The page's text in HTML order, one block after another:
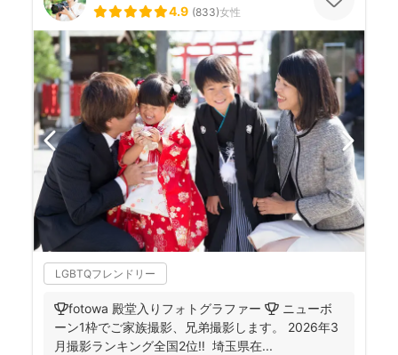
4.9 (833)女性
LGBTQフレンドリー
🏆fotowa 殿堂入りフォトグラファー 🏆 ニューボ
ーン1枠でご家族撮影、兄弟撮影します。 2026年3
月撮影ランキング全国2位‼️ 埼玉県在...